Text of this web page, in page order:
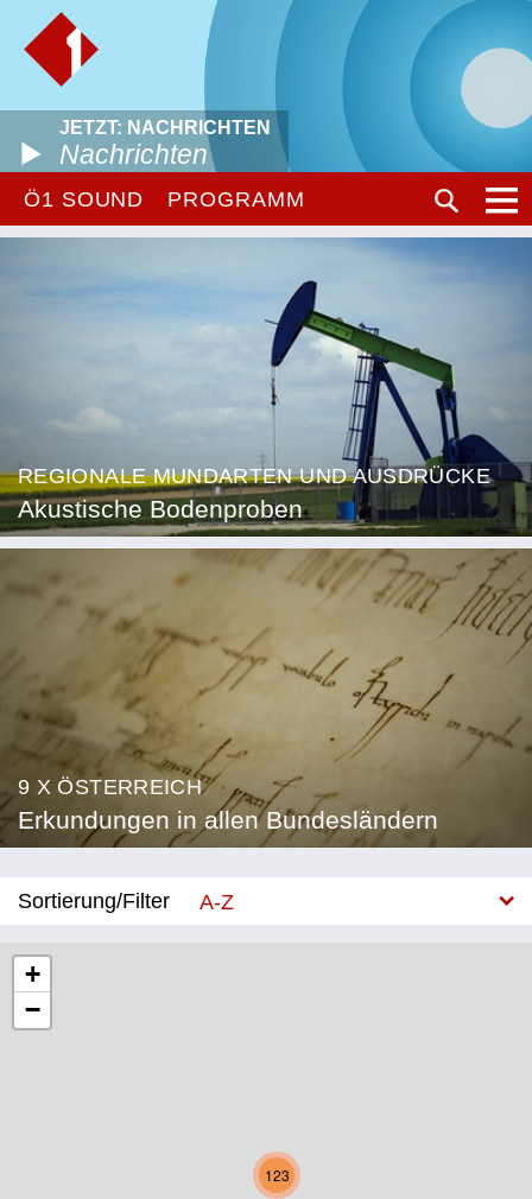
JETZT: NACHRICHTEN
Nachrichten
Ö1 SOUND PROGRAMM
REGIONALE MUNDARTEN UND AUSDRÜCKE
Akustische Bodenproben
9 X ÖSTERREICH
Erkundungen in allen Bundesländern
Sortierung/Filter
A-Z
Niederösterreich
123
+
−